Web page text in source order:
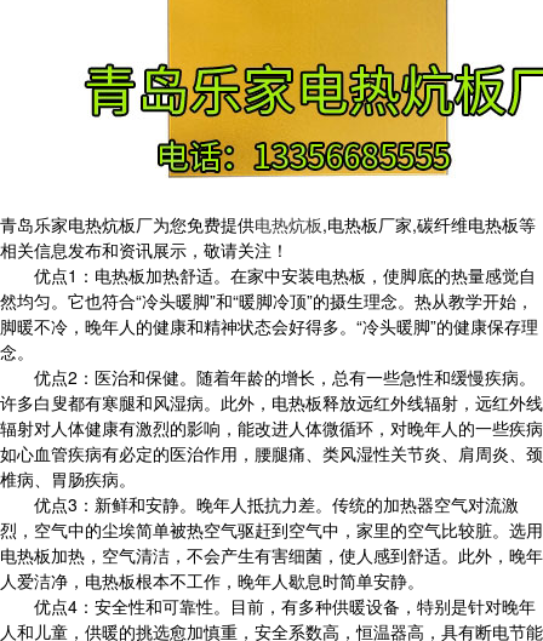
青岛乐家电热炕板厂为您免费提供电热炕板,电热板厂家,碳纤维电热板等
相关信息发布和资讯展示，敬请关注！
优点1：电热板加热舒适。在家中安装电热板，使脚底的热量感觉自
然均匀。它也符合“冷头暖脚”和“暖脚冷顶”的摄生理念。热从教学开始，
脚暖不冷，晚年人的健康和精神状态会好得多。“冷头暖脚”的健康保存理
念。
优点2：医治和保健。随着年龄的增长，总有一些急性和缓慢疾病。
许多白叟都有寒腿和风湿病。此外，电热板释放远红外线辐射，远红外线
辐射对人体健康有激烈的影响，能改进人体微循环，对晚年人的一些疾病
如心血管疾病有必定的医治作用，腰腿痛、类风湿性关节炎、肩周炎、颈
椎病、胃肠疾病。
优点3：新鲜和安静。晚年人抵抗力差。传统的加热器空气对流激
烈，空气中的尘埃简单被热空气驱赶到空气中，家里的空气比较脏。选用
电热板加热，空气清洁，不会产生有害细菌，使人感到舒适。此外，晚年
人爱洁净，电热板根本不工作，晚年人歇息时简单安静。
优点4：安全性和可靠性。目前，有多种供暖设备，特别是针对晚年
人和儿童，供暖的挑选愈加慎重，安全系数高，恒温器高，具有断电节能